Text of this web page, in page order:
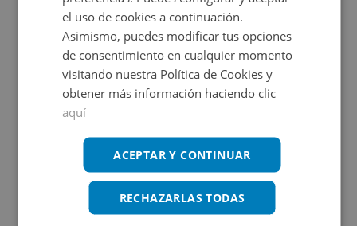
oficial del estado: subastas.boe.es/ds.php?id=SUB-JA-
2021-179242 Suelo situado en la localidad de Bujalance
en la provincia de Córdoba. Tiene una superficie de
24628 m2.
Emplazamiento
SUELO EN Bujalance
Ampliar mapa
el uso de cookies a continuación.
Asimismo, puedes modificar tus opciones
de consentimiento en cualquier momento
visitando nuestra Política de Cookies y
obtener más información haciendo clic
aquí
ACEPTAR Y CONTINUAR
RECHAZARLAS TODAS